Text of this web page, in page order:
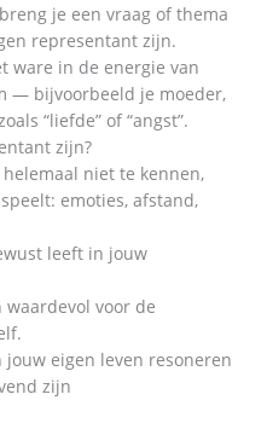
je een vraag of thema
representant zijn.
ware in de energie van
— bijvoorbeeld je moeder,
“liefde” of “angst”.
zijn?
niet te kennen,
emoties, afstand,
leeft in jouw
voor de
jouw eigen leven resoneren
zijn